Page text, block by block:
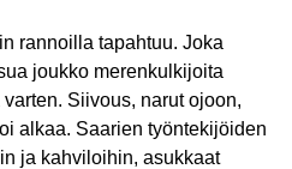
rannoilla tapahtuu. Joka
joukko merenkulkijoita
Siivous, narut ojoon,
alkaa. Saarien työntekijöiden
ja kahviloihin, asukkaat